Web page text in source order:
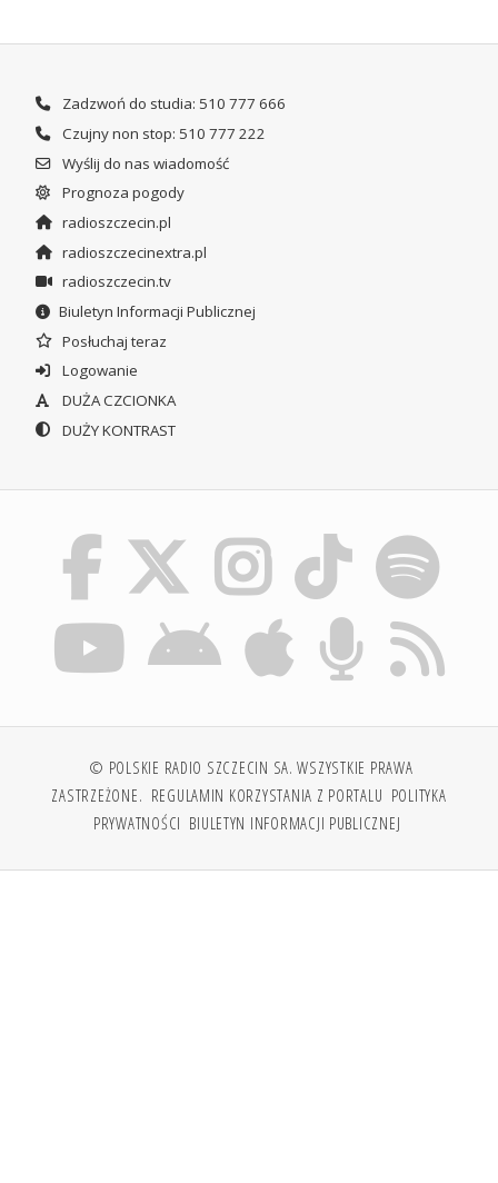
Zadzwoń do studia: 510 777 666
Czujny non stop: 510 777 222
Wyślij do nas wiadomość
Prognoza pogody
radioszczecin.pl
radioszczecinextra.pl
radioszczecin.tv
Biuletyn Informacji Publicznej
Posłuchaj teraz
Logowanie
DUŻA CZCIONKA
DUŻY KONTRAST
© POLSKIE RADIO SZCZECIN SA. WSZYSTKIE PRAWA
ZASTRZEŻONE. REGULAMIN KORZYSTANIA Z PORTALU POLITYKA
PRYWATNOŚCI BIULETYN INFORMACJI PUBLICZNEJ